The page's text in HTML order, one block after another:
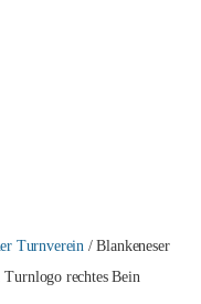
Turnverein/ Blankeneser
rechtes Bein